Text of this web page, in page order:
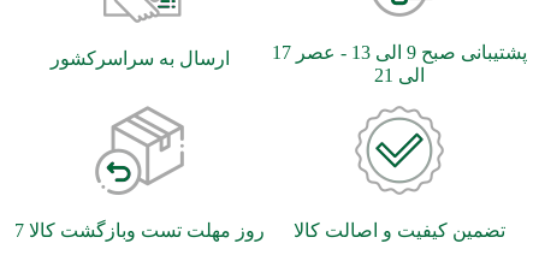
ارسال به سراسرکشور
پشتیبانی صبح 9 الی 13 - عصر 17
الی 21
7 روز مهلت تست وبازگشت کالا تضمین کیفیت و اصالت کالا